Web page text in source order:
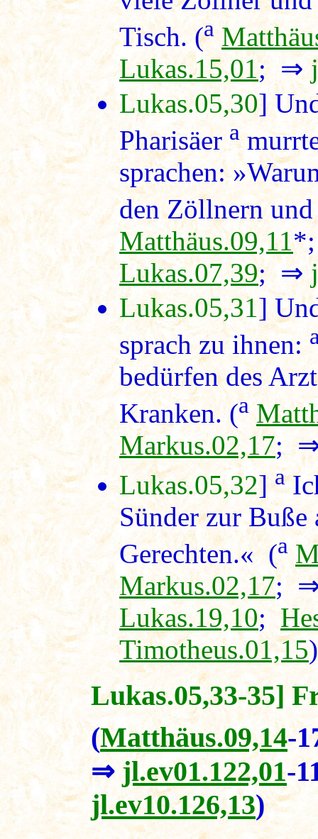
Tisch. (a
Lukas.15,01; ⇒
Lukas.05,30]
Pharisäera
sprachen:
den Zöllnern
Matthäus.09,11
Lukas.07,39; ⇒
Lukas.05,31]
sprach zu ihnen:
bedürfen des
Kranken. (a
Markus.02,17;
Lukas.05,32]a
Sünder zur
Gerechten.« (a
Markus.02,17;
Lukas.19,10;
Timotheus.01,15)
Lukas.05,33-35]
(Matthäus.09,14-
⇒ jl.ev01.122,01-
jl.ev10.126,13)